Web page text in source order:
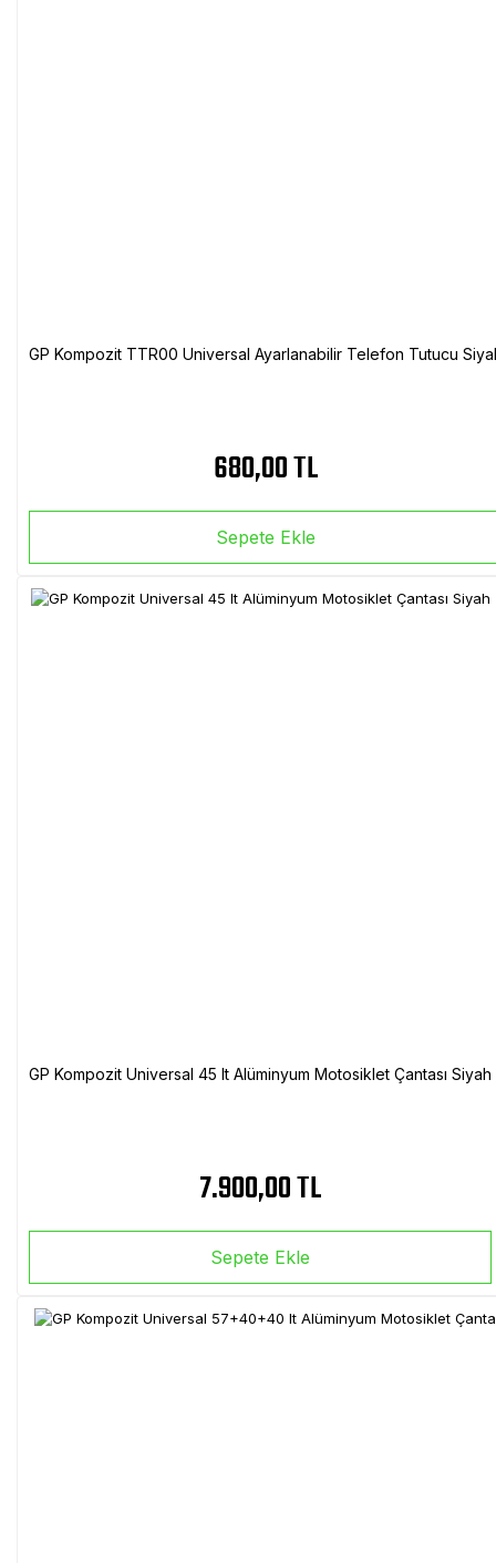
GP Kompozit TTR00 Universal Ayarlanabilir Telefon Tutucu
680,00 TL
Sepete Ekle
GP Kompozit Universal 45 lt Alüminyum Motosiklet Çantası Siyah
7.900,00 TL
Sepete Ekle